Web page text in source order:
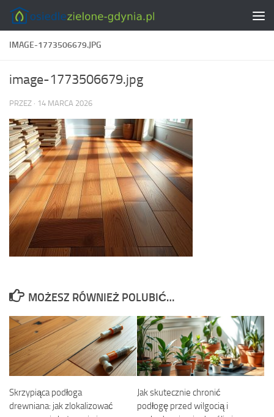
Skip to content
IMAGE-1773506679.JPG
image-1773506679.jpg
PRZEZ · 14 MARCA 2026
MOŻESZ RÓWNIEŻ POLUBIĆ…
Skrzypiąca podłoga
drewniana: jak zlokalizować
Jak skutecznie chronić
podłogę przed wilgocią i